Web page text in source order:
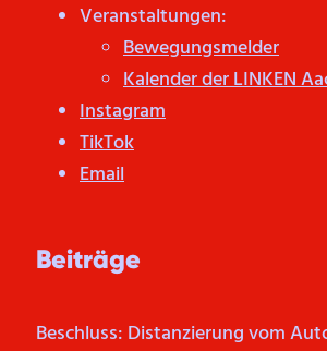
Veranstaltungen:
Bewegungsmelder
Kalender der LINKEN
Instagram
TikTok
Email
Beiträge
Beschluss: Distanzierung vom